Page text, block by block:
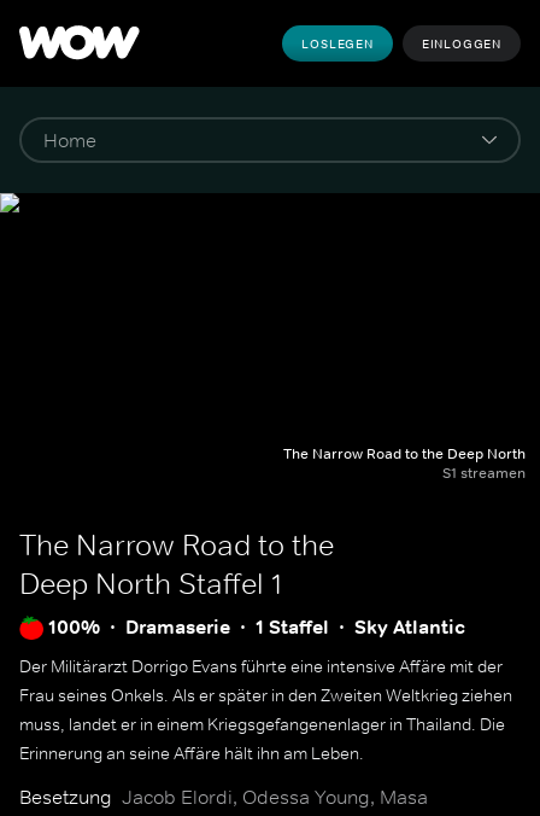
LOSLEGEN EINLOGGEN
The Narrow Road to the Deep North
S1 streamen
The Narrow Road to the
Deep North Staffel 1
100% Dramaserie 1 Staffel Sky Atlantic
Der Militärarzt Dorrigo Evans führte eine intensive Affäre mit der
Frau seines Onkels. Als er später in den Zweiten Weltkrieg ziehen
muss, landet er in einem Kriegsgefangenenlager in Thailand. Die
Erinnerung an seine Affäre hält ihn am Leben.
Besetzung Jacob Elordi, Odessa Young, Masa